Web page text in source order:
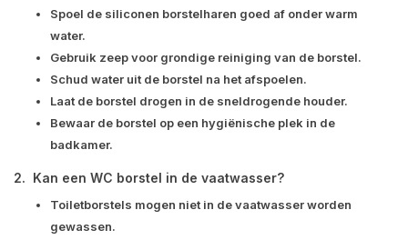
Spoel de siliconen borstelharen goed af onder warm
water.
Gebruik zeep voor grondige reiniging van de borstel.
Schud water uit de borstel na het afspoelen.
Laat de borstel drogen in de sneldrogende houder.
Bewaar de borstel op een hygiënische plek in de
badkamer.
2. Kan een WC borstel in de vaatwasser?
Toiletborstels mogen niet in de vaatwasser worden
gewassen.